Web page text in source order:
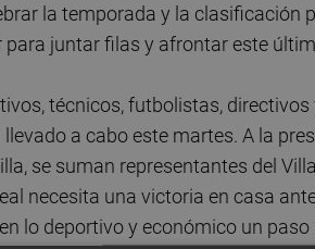
la temporada y la clasificación
para juntar filas y afrontar este
técnicos, futbolistas, directivos
a cabo este martes. A la
se suman representantes del
necesita una victoria en casa
lo deportivo y económico un paso